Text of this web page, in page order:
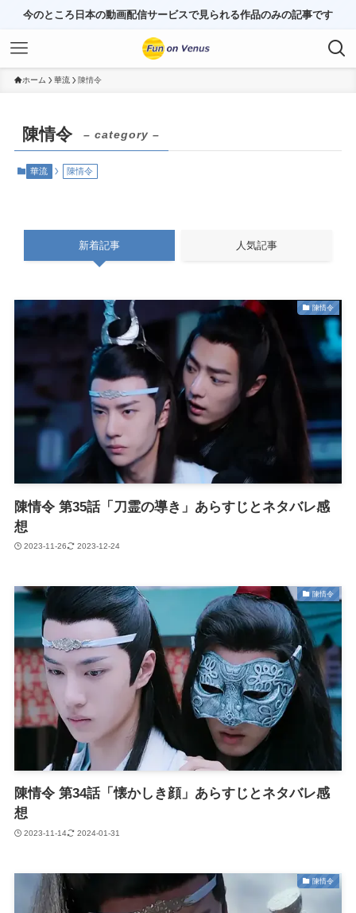
今のところ日本の動画配信サービスで見られる作品のみの記事です
ホーム 華流 陳情令
陳情令 – category –
華流 陳情令
新着記事 人気記事
陳情令
陳情令 第35話「刀霊の導き」あらすじとネタバレ感
想
2023-11-26 2023-12-24
陳情令
陳情令 第34話「懐かしき顔」あらすじとネタバレ感
想
2023-11-14 2024-01-31
陳情令